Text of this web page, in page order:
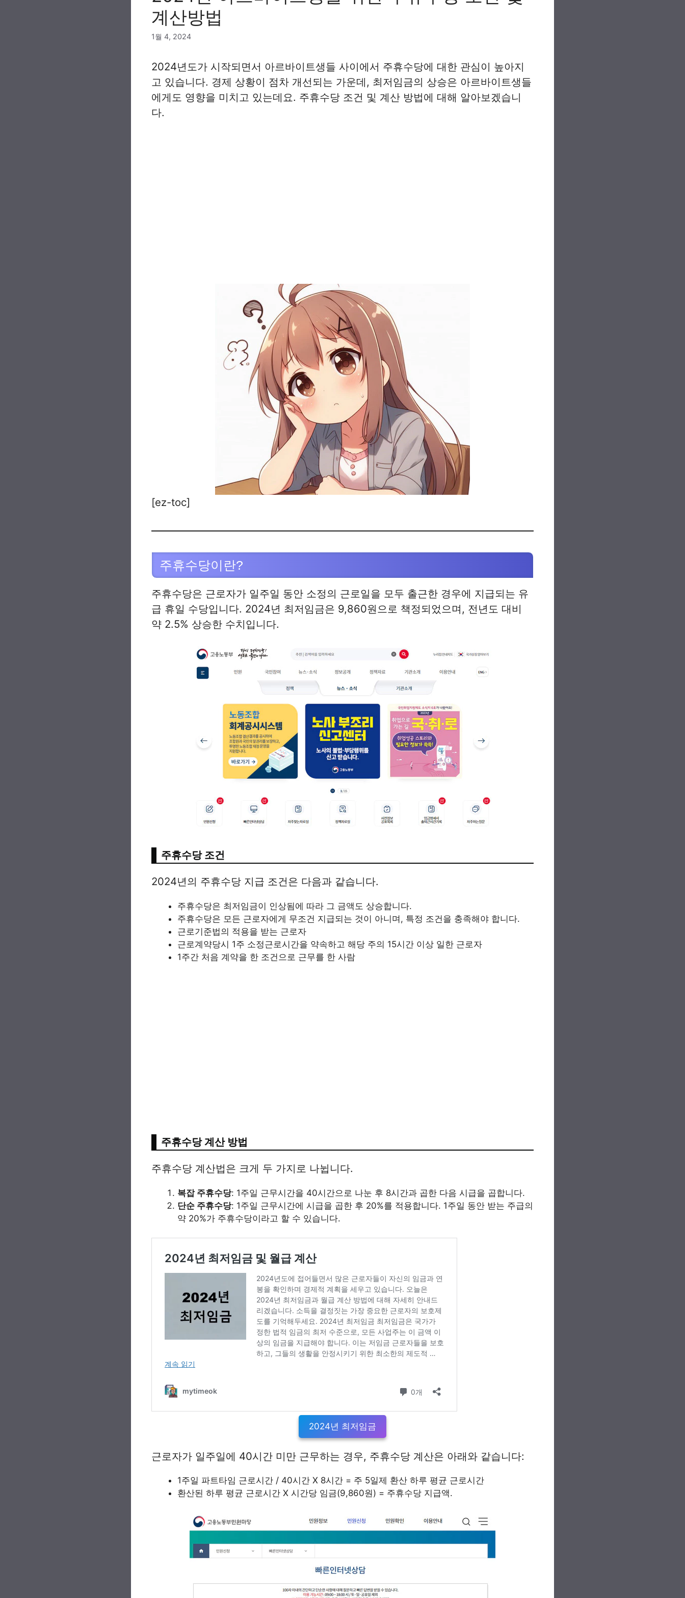
계산방법
1월 4, 2024
2024년도가 시작되면서 아르바이트생들 사이에서 주휴수당에 대한 관심이 높아지
고 있습니다. 경제 상황이 점차 개선되는 가운데, 최저임금의 상승은 아르바이트생들
에게도 영향을 미치고 있는데요. 주휴수당 조건 및 계산 방법에 대해 알아보겠습니
다.
[ez-toc]
주휴수당이란?
주휴수당은 근로자가 일주일 동안 소정의 근로일을 모두 출근한 경우에 지급되는 유
급 휴일 수당입니다. 2024년 최저임금은 9,860원으로 책정되었으며, 전년도 대비
약 2.5% 상승한 수치입니다.
주휴수당 조건
2024년의 주휴수당 지급 조건은 다음과 같습니다.
주휴수당은 최저임금이 인상됨에 따라 그 금액도 상승합니다.
주휴수당은 모든 근로자에게 무조건 지급되는 것이 아니며, 특정 조건을 충족해야 합니다.
근로기준법의 적용을 받는 근로자
근로계약당시 1주 소정근로시간을 약속하고 해당 주의 15시간 이상 일한 근로자
1주간 처음 계약을 한 조건으로 근무를 한 사람
주휴수당 계산 방법
주휴수당 계산법은 크게 두 가지로 나뉩니다.
복잡 주휴수당: 1주일 근무시간을 40시간으로 나눈 후 8시간과 곱한 다음 시급을 곱합니다.
단순 주휴수당: 1주일 근무시간에 시급을 곱한 후 20%를 적용합니다. 1주일 동안 받는 주급의
약 20%가 주휴수당이라고 할 수 있습니다.
2024년 최저임금
근로자가 일주일에 40시간 미만 근무하는 경우, 주휴수당 계산은 아래와 같습니다:
1주일 파트타임 근로시간 / 40시간 X 8시간 = 주 5일제 환산 하루 평균 근로시간
환산된 하루 평균 근로시간 X 시간당 임금(9,860원) = 주휴수당 지급액.